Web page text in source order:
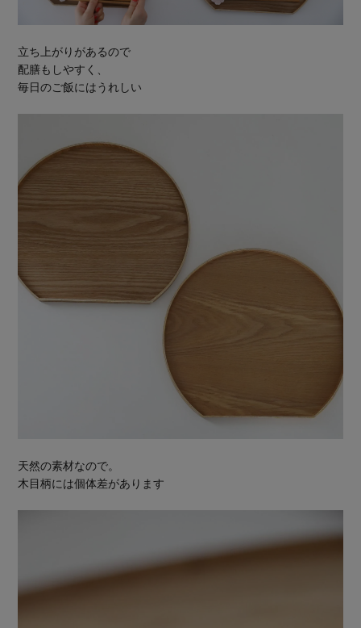
立ち上がりがあるので
配膳もしやすく、
毎日のご飯にはうれしい
天然の素材なので。
木目柄には個体差があります